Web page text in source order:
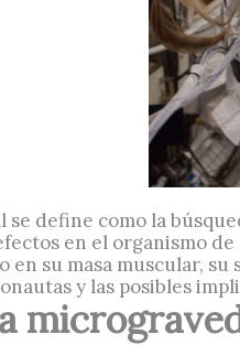
se define como la
en el organismo
en su masa muscular,
y las posibles